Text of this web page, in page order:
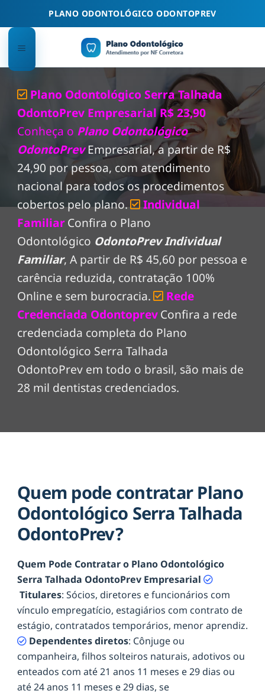
PLANO ODONTOLÓGICO ODONTOPREV
Plano Odontológico Serra Talhada
OdontoPrev Empresarial R$ 23,90
Conheça o Plano Odontológico
OdontoPrev Empresarial, a partir de R$
24,90 por pessoa, com atendimento
nacional para todos os procedimentos
cobertos pelo plano.
Individual
FamiliarConfira o Plano
Odontológico OdontoPrev Individual
Familiar, A partir de R$ 45,60 por pessoa e
carência reduzida, contratação 100%
Online e sem burocracia.
Rede
Credenciada OdontoprevConfira a rede
credenciada completa do Plano
Odontológico Serra Talhada
OdontoPrev em todo o brasil, são mais de
28 mil dentistas credenciados.
Quem pode contratar Plano
Odontológico Serra Talhada
OdontoPrev?
Quem Pode Contratar o Plano Odontológico
Serra Talhada OdontoPrev Empresarial
Titulares: Sócios, diretores e funcionários com
vínculo empregatício, estagiários com contrato de
estágio, contratados temporários, menor aprendiz.
Dependentes diretos: Cônjuge ou
companheira, filhos solteiros naturais, adotivos ou
enteados com até 21 anos 11 meses e 29 dias ou
até 24 anos 11 meses e 29 dias, se